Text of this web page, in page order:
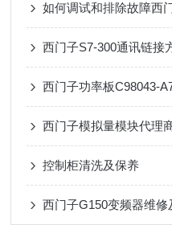
如何调试和排除故障西
西门子S7-300通讯链接
西门子功率板C98043-
西门子模拟量模块代理
控制柜清洗及保养
西门子G150变频器维修